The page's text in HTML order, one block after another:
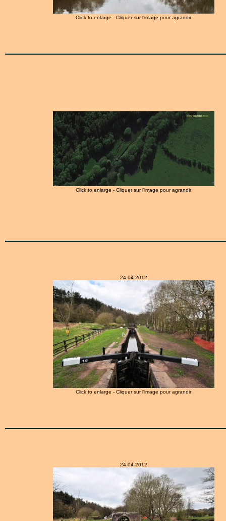
Click to enlarge - Cliquer sur l'image pour agrandir
Click to enlarge - Cliquer sur l'image pour agrandir
24-04-2012
Click to enlarge - Cliquer sur l'image pour agrandir
24-04-2012